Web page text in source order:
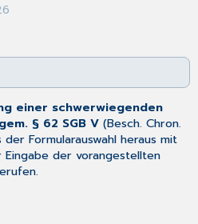
einer schwerwiegenden
§ 62 SGB V (Besch. Chron.
derFormularauswahl heraus mit
der vorangestellten